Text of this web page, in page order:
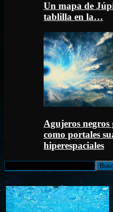
Un mapa de
tablilla en la…
Agujeros
como portales
hiperespaciales